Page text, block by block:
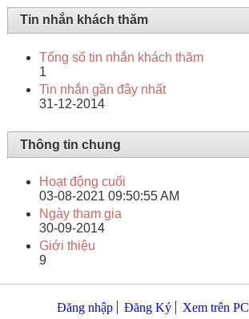
Tin nhắn khách thăm
Tổng số tin nhắn khách thăm
1
Tin nhắn gần đây nhất
31-12-2014
Thông tin chung
Hoạt động cuối
03-08-2021 09:50:55 AM
Ngày tham gia
30-09-2014
Giới thiệu
9
Đăng nhập Đăng Ký Xem trên PC